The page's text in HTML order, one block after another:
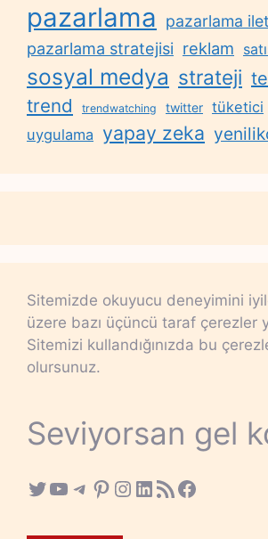
pazarlama
pazarlama
pazarlama stratejisi reklam
sosyal medya strateji
trend trendwatching twitter tüketici
uygulama yapay zeka
Sitemizde okuyucu deneyimini
üzere bazı üçüncü taraf çerezler
Sitemizi kullandığınızda bu
olursunuz.
Seviyorsan gel
Twitter
YouTube
Telegram
Pinterest
Instagram
LinkedIn
RSS FeedFacebook